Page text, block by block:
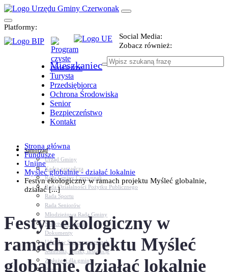
Platformy:
Social Media:
Zobacz również:
Mieszkaniec
Turysta
Przedsiębiorca
Ochrona Środowiska
Senior
Bezpieczeństwo
Kontakt
Samorząd
Urząd Gminy
Kadra zarządcza
Rada Gminy Czerwonak
Rada Działalności Pożytku Publicznego
Rada Sportu
Rada Seniorów
Młodzieżowa Rada Gminy
Sołectwa i osiedla
Dokumenty
Udział w Stowarzyszeniach
Jednostki, spółki, instytucje
Zasłużeni dla gminy
Petycje
Strona główna
Fundusze
Unijne
Myśleć globalnie - działać lokalnie
Festyn ekologiczny w ramach projektu Myśleć globalnie,
działać [...]
Festyn ekologiczny w
ramach projektu Myśleć
globalnie, działać lokalnie